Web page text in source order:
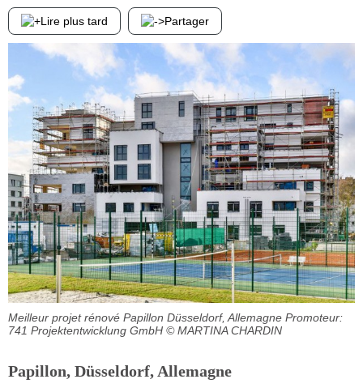
Lire plus tard Partager
Meilleur projet rénové Papillon Düsseldorf, Allemagne Promoteur:
741 Projektentwicklung GmbH © MARTINA CHARDIN
Papillon, Düsseldorf, Allemagne